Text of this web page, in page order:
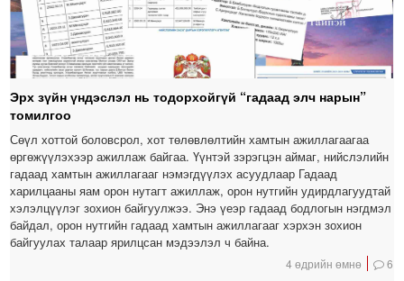
Эрх зүйн үндэслэл нь тодорхойгүй “гадаад элч нарын”
томилгоо
Сөүл хоттой боловсрол, хот төлөвлөлтийн хамтын ажиллагаагаа
өргөжүүлэхээр ажиллаж байгаа. Үүнтэй зэрэгцэн аймаг, нийслэлийн
гадаад хамтын ажиллагааг нэмэгдүүлэх асуудлаар Гадаад
харилцааны яам орон нутагт ажиллаж, орон нутгийн удирдлагуудтай
хэлэлцүүлэг зохион байгуулжээ. Энэ үеэр гадаад бодлогын нэгдмэл
байдал, орон нутгийн гадаад хамтын ажиллагааг хэрхэн зохион
байгуулах талаар ярилцсан мэдээлэл ч байна.
4 өдрийн өмнө 6